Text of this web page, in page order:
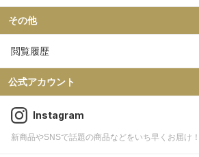
その他
閲覧履歴
公式アカウント
Instagram
新商品やSNSで話題の商品などをいち早くお届け！